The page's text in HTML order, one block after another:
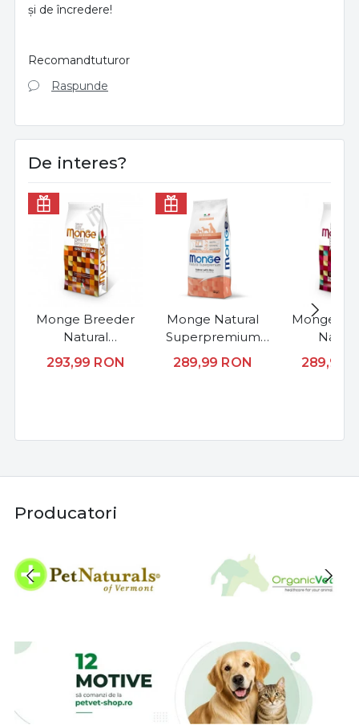
și de încredere!
Recomandtuturor
Raspunde
De interes?
Monge Breeder
Natural
Superpremium
Adult All Breeds -
293,99 RON
Monge Natural
Superpremium
Monoprotein
Adult All Breeds -
289,99 RON
Monge
Starter Mini
289,99
Producatori